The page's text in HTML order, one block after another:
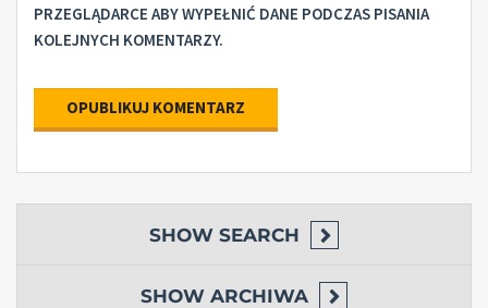
PRZEGLĄDARCE ABY WYPEŁNIĆ DANE PODCZAS PISANIA
KOLEJNYCH KOMENTARZY.
SHOW SEARCH
SHOW ARCHIWA